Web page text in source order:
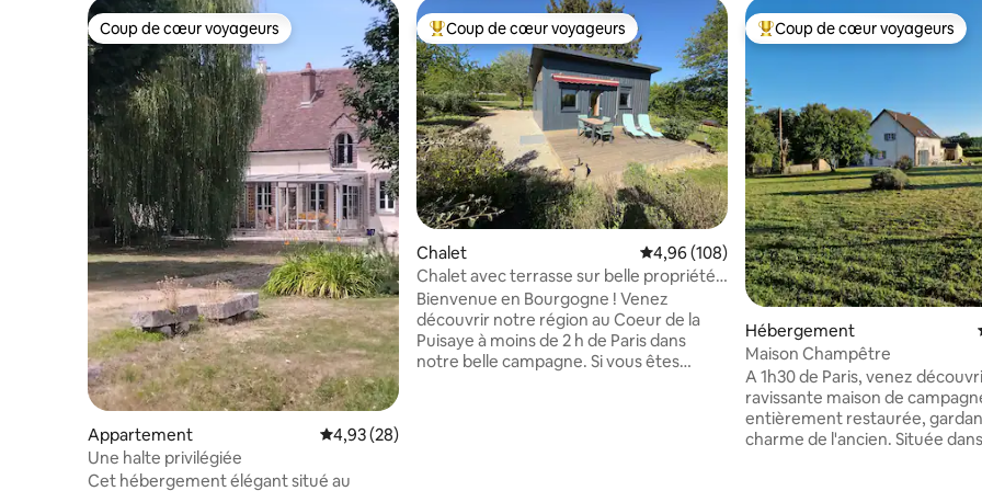
Coup de cœur voyageurs
Coup de cœur voyageurs
Appartement Évaluation moyenne sur la base de 28 commentaires : 4,93 sur 5
4,93 (28)
Une halte privilégiée
Cet hébergement élégant situé au
Coups de cœur voyageurs les plus appréciés
Coup de cœur voyageurs
Chalet Évaluation moyenne sur la base de 108
4,96 (108)
Chalet avec terrasse sur belle propriété
au calme
Bienvenue en Bourgogne ! Venez
découvrir notre région au Coeur de la
Puisaye à moins de 2 h de Paris dans
notre belle campagne. Si vous êtes
Coups de cœur voyageurs les
Coup de cœur voyageurs
Hébergement
Maison Champêtre
A 1h30 de Paris, venez
ravissante maison de
entièrement restaurée,
charme de l'ancien. Située dans un